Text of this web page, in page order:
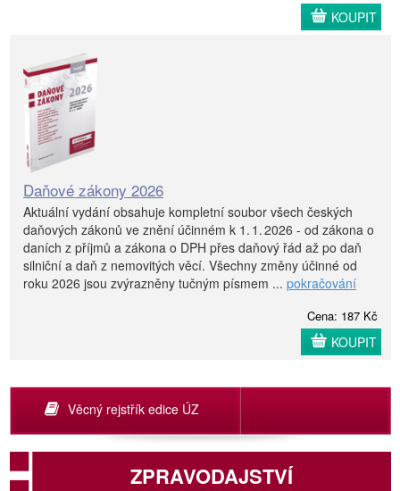
KOUPIT
Daňové zákony 2026
Aktuální vydání obsahuje kompletní soubor všech českých
daňových zákonů ve znění účinném k 1. 1. 2026 - od zákona o
daních z příjmů a zákona o DPH přes daňový řád až po daň
silniční a daň z nemovitých věcí. Všechny změny účinné od
roku 2026 jsou zvýrazněny tučným písmem ... pokračování
Cena: 187 Kč
KOUPIT
Věcný rejstřík edice ÚZ
ZPRAVODAJSTVÍ